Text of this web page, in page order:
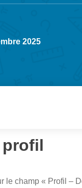
2025
profil
le champ « Profil –